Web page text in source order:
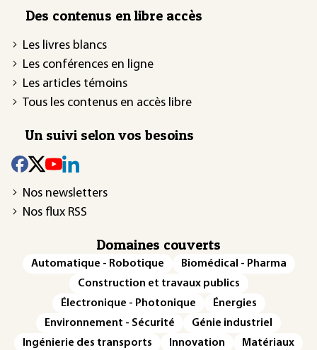
Des contenus en libre accès
Les livres blancs
Les conférences en ligne
Les articles témoins
Tous les contenus en accès libre
Un suivi selon vos besoins
Nos newsletters
Nos flux RSS
Domaines couverts
Automatique - Robotique
Biomédical - Pharma
Construction et travaux publics
Électronique - Photonique
Énergies
Environnement - Sécurité
Génie industriel
Ingénierie des transports
Innovation
Matériaux